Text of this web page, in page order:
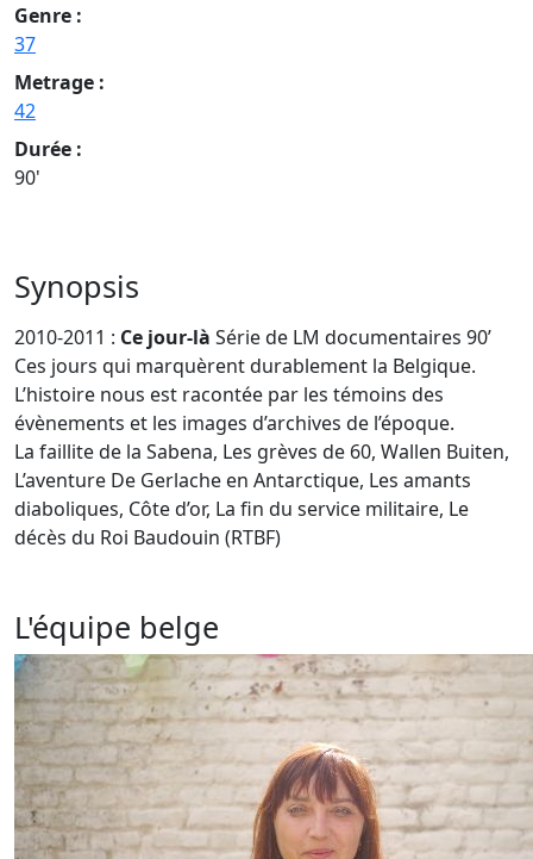
Genre :
37
Metrage :
42
Durée :
90'
Synopsis
2010-2011 : Ce jour-là Série de LM documentaires 90’
Ces jours qui marquèrent durablement la Belgique.
L’histoire nous est racontée par les témoins des
évènements et les images d’archives de l’époque.
La faillite de la Sabena, Les grèves de 60, Wallen Buiten,
L’aventure De Gerlache en Antarctique, Les amants
diaboliques, Côte d’or, La fin du service militaire, Le
décès du Roi Baudouin (RTBF)
L'équipe belge